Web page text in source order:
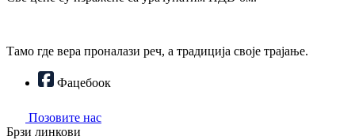
Тамо где вера проналази реч, а традиција своје трајање.
Фацебоок
Позовите нас
Брзи линкови